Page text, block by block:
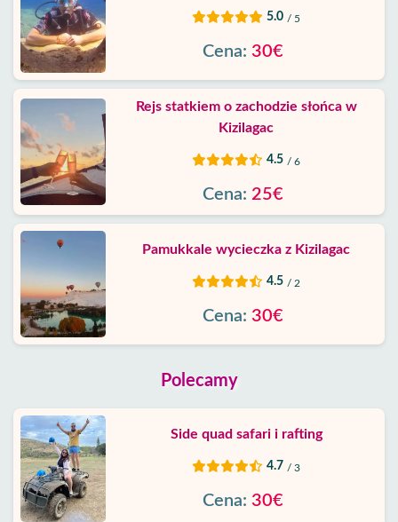
5.0 / 5
Cena: 30€
Rejs statkiem o zachodzie słońca w
Kizilagac
4.5 / 6
Cena: 25€
Pamukkale wycieczka z Kizilagac
4.5 / 2
Cena: 30€
Polecamy
Side quad safari i rafting
4.7 / 3
Cena: 30€